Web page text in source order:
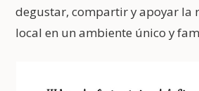
degustar, compartir y apoyar la
local en un ambiente único y